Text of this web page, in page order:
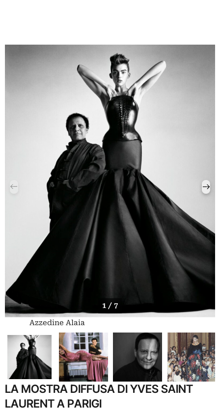
1 / 7
Azzedine Alaia
LA MOSTRA DIFFUSA DI YVES SAINT
LAURENT A PARIGI